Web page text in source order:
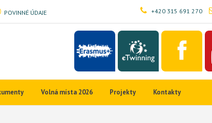
POVINNÉ ÚDAJE +420 315 691 270
Volná místa 2026 Projekty Kontakty